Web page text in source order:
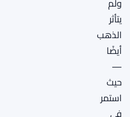
يتأثر
الذهب
أيضًا
—
حيث
استمر
في